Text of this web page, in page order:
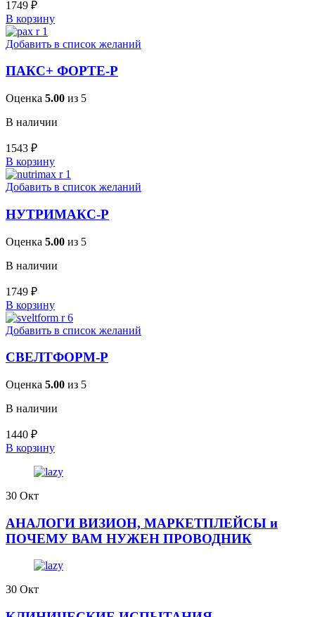
1749 ₽
В корзину
Добавить в список желаний
ПАКС+ ФОРТЕ-Р
Оценка 5.00 из 5
В наличии
1543 ₽
В корзину
Добавить в список желаний
НУТРИМАКС-Р
Оценка 5.00 из 5
В наличии
1749 ₽
В корзину
Добавить в список желаний
СВЕЛТФОРМ-Р
Оценка 5.00 из 5
В наличии
1440 ₽
В корзину
30 Окт
АНАЛОГИ ВИЗИОН, МАРКЕТПЛЕЙСЫ и
ПОЧЕМУ ВАМ НУЖЕН ПРОВОДНИК
30 Окт